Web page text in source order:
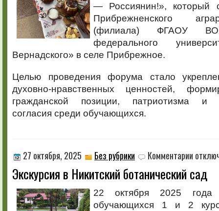
— Россиянин!», который
Прибрежненского
(филиала) ФГАОУ
федерального
Вернадского» в селе Прибрежное.
Целью проведения форума стало
духовно-нравственных ценностей,
гражданской позиции, патриотизма и
согласия среди обучающихся.
27 октября, 2025 Без рубрики Комментарии записи
Экскурсия
в
сад
Экскурсия в Никитский ботанический сад
22 октября 2025 года
обучающихся 1 и 2